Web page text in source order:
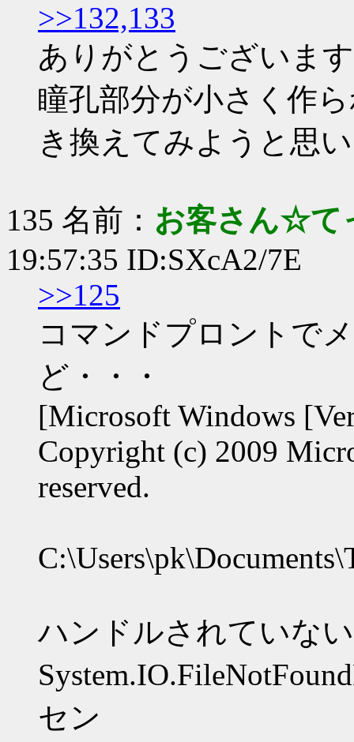
>>132,133
ありがとうございます
瞳孔部分が小さく作
き換えてみようと思
135 名前： お客さん☆て
19:57:35 ID:SXcA2/7E
>>125
コマンドプロントで
ど・・・
[Microsoft Windows
Copyright (c) 2009
reserved.
ハンドルされていな
セン